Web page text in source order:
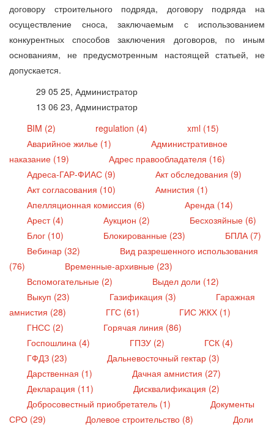
договору строительного подряда, договору подряда на
осуществление сноса, заключаемым с использованием
конкурентных способов заключения договоров, по иным
основаниям, не предусмотренным настоящей статьей, не
допускается.
29 05 25, Администратор
13 06 23, Администратор
BIM (2)
regulation (4)
xml (15)
Аварийное жилье (1)
Административное
наказание (19)
Адрес правообладателя (16)
Адреса-ГАР-ФИАС (9)
Акт обследования (9)
Акт согласования (10)
Амнистия (1)
Апелляционная комиссия (6)
Аренда (14)
Арест (4)
Аукцион (2)
Бесхозяйные (6)
Блог (10)
Блокированные (23)
БПЛА (7)
Вебинар (32)
Вид разрешенного использования
(76)
Временные-архивные (23)
Вспомогательные (2)
Выдел доли (12)
Выкуп (23)
Газификация (3)
Гаражная
амнистия (28)
ГГС (61)
ГИС ЖКХ (1)
ГНСС (2)
Горячая линия (86)
Госпошлина (4)
ГПЗУ (2)
ГСК (4)
ГФДЗ (23)
Дальневосточный гектар (3)
Дарственная (1)
Дачная амнистия (27)
Декларация (11)
Дисквалификация (2)
Добросовестный приобретатель (1)
Документы
СРО (29)
Долевое строительство (8)
Доли